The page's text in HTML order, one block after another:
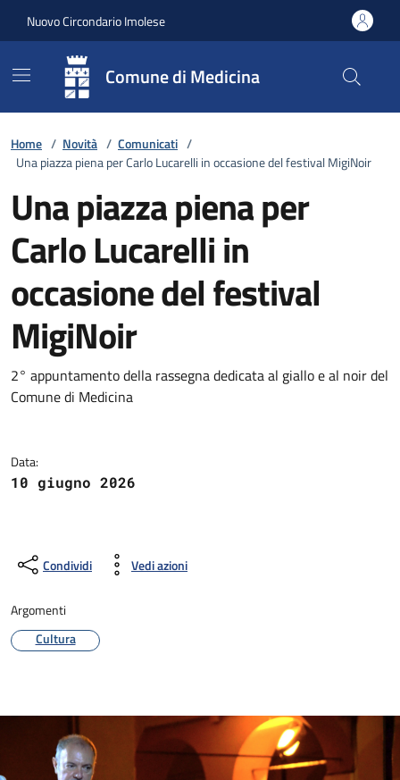
Nuovo Circondario Imolese
Comune di Medicina
Home / Novità / Comunicati /
Una piazza piena per Carlo Lucarelli in occasione del festival MigiNoir
Una piazza piena per
Carlo Lucarelli in
occasione del festival
MigiNoir
Dettagli della notizia
2° appuntamento della rassegna dedicata al giallo e al noir del
Comune di Medicina
Data:
10 giugno 2026
Condividi Vedi azioni
Argomenti
Cultura